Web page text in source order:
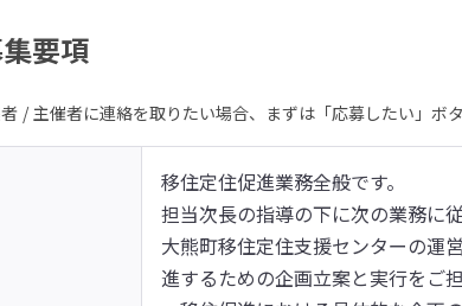
要項
/ 主催者に連絡を取りたい場合、まずは「応募したい」ボ
移住定住促進業務全般です。
担当次長の指導の下に次の業務に
大熊町移住定住支援センターの運
進するための企画立案と実行をご